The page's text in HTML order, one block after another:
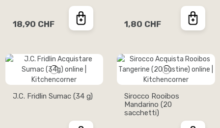
18,90 CHF 1,80 CHF
J.C. Fridlin Sumac (34 g)
Sirocco Rooibos
Mandarino (20
sacchetti)